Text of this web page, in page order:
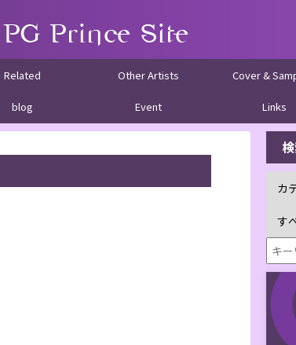
Related Other Artists Cover &
blog Event Links